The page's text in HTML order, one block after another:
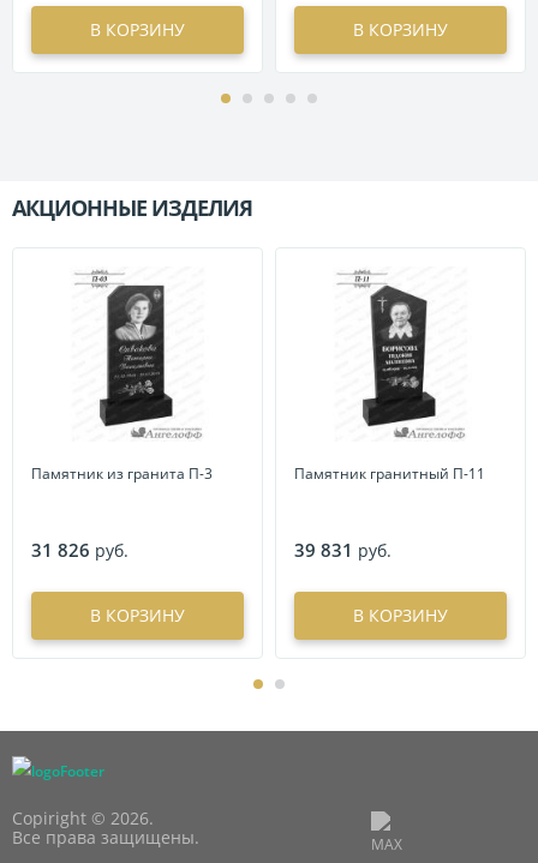
В КОРЗИНУ В КОРЗИНУ
АКЦИОННЫЕ ИЗДЕЛИЯ
Памятник из гранита П-3
31 826 руб.
В КОРЗИНУ
Памятник гранитный П-11
39 831 руб.
В КОРЗИНУ
Copiright © 2026.
Все права защищены.